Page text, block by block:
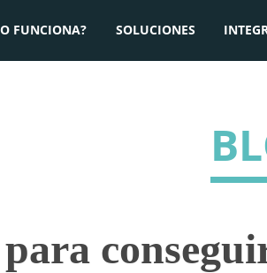
FUNCIONA? SOLUCIONES